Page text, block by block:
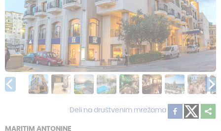
Deli na društvenim mrežama
MARITIM ANTONINE